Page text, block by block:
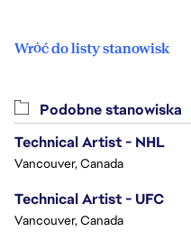
Wróć do listy stanowisk
Podobne stanowiska
Technical Artist - NHL
Vancouver, Canada
Technical Artist - UFC
Vancouver, Canada